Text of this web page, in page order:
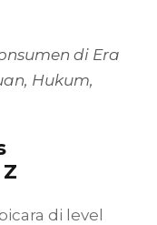
di Era
Hukum,
di level